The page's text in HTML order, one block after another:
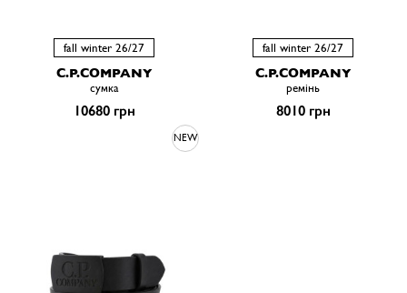
fall winter 26/27
C.P.COMPANY
сумка
10680 грн
fall winter 26/27
C.P.COMPANY
ремiнь
8010 грн
NEW